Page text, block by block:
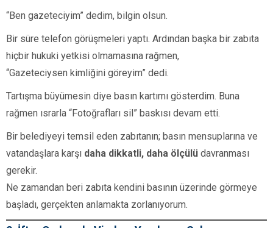
“Ben gazeteciyim” dedim, bilgin olsun.
Bir süre telefon görüşmeleri yaptı. Ardından başka bir zabıta
hiçbir hukuki yetkisi olmamasına rağmen,
“Gazeteciysen kimliğini göreyim” dedi.
Tartışma büyümesin diye basın kartımı gösterdim. Buna
rağmen ısrarla “Fotoğrafları sil” baskısı devam etti.
Bir belediyeyi temsil eden zabıtanın; basın mensuplarına ve
vatandaşlara karşı daha dikkatli, daha ölçülü davranması
gerekir.
Ne zamandan beri zabıta kendini basının üzerinde görmeye
başladı, gerçekten anlamakta zorlanıyorum.